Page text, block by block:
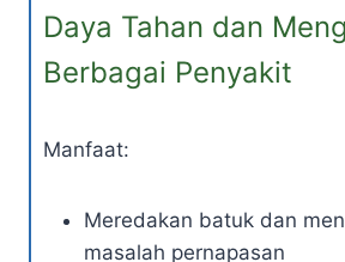
Daya Tahan dan
Berbagai Penyakit
Manfaat:
Meredakan batuk dan
masalah pernapasan